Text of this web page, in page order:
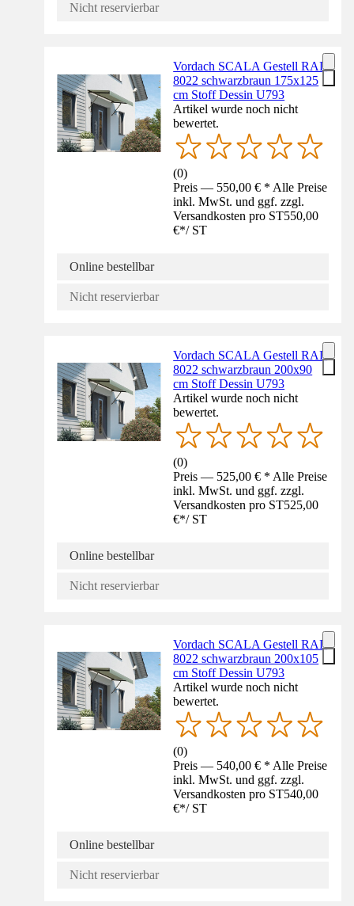
Nicht reservierbar
Vordach SCALA Gestell RAL
8022 schwarzbraun 175x125
cm Stoff Dessin U793
Artikel wurde noch nicht
bewertet.
(0)
Preis — 550,00 € * Alle Preise
inkl. MwSt. und ggf. zzgl.
Versandkosten pro ST550,00
€*/ ST
Online bestellbar
Nicht reservierbar
Vordach SCALA Gestell RAL
8022 schwarzbraun 200x90
cm Stoff Dessin U793
Artikel wurde noch nicht
bewertet.
(0)
Preis — 525,00 € * Alle Preise
inkl. MwSt. und ggf. zzgl.
Versandkosten pro ST525,00
€*/ ST
Online bestellbar
Nicht reservierbar
Vordach SCALA Gestell RAL
8022 schwarzbraun 200x105
cm Stoff Dessin U793
Artikel wurde noch nicht
bewertet.
(0)
Preis — 540,00 € * Alle Preise
inkl. MwSt. und ggf. zzgl.
Versandkosten pro ST540,00
€*/ ST
Online bestellbar
Nicht reservierbar